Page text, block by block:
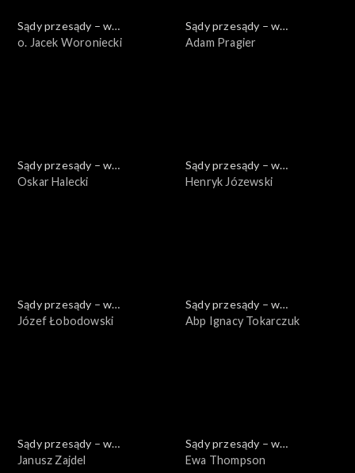
Sądy przesądy – w
powiększeniu
o. Jacek Woroniecki
Sądy przesądy – w
powiększeniu
Adam Pragier
Sądy przesądy – w
powiększeniu
Oskar Halecki
Sądy przesądy – w
powiększeniu
Henryk Józewski
Sądy przesądy – w
powiększeniu
Józef Łobodowski
Sądy przesądy – w
powiększeniu
Abp Ignacy Tokarczuk
Sądy przesądy – w
powiększeniu
Janusz Zajdel
Sądy przesądy – w
powiększeniu
Ewa Thompson